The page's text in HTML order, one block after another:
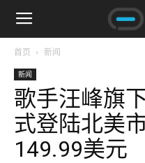
首页 新闻
新闻
歌手汪峰旗
式登陆北美
149.99美元